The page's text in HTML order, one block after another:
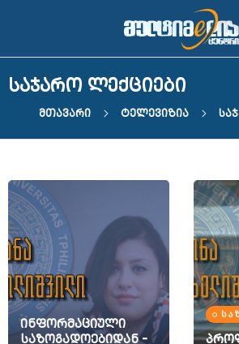
საჯარო ლექციები
Მთავარი Ტელევიზია
ინფორმაციული
საზოგადოებიდან -